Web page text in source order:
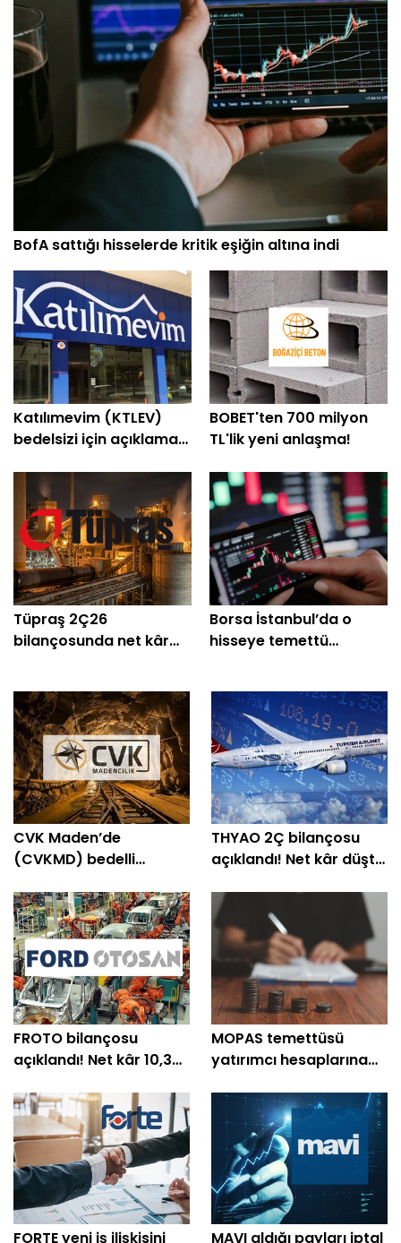
BofA sattığı hisselerde kritik eşiğin altına indi
Katılımevim (KTLEV)
bedelsizi için açıklama
BOBET'ten 700 milyon
TL'lik yeni anlaşma!
Tüpraş 2Ç26
bilançosunda net kâr
Borsa İstanbul’da o
hisseye temettü
CVK Maden’de
(CVKMD) bedelli
THYAO 2Ç bilançosu
açıklandı! Net kâr düştü,
FROTO bilançosu
açıklandı! Net kâr 10,3
MOPAS temettüsü
yatırımcı hesaplarına
FORTE yeni iş ilişkisini MAVI aldığı payları iptal